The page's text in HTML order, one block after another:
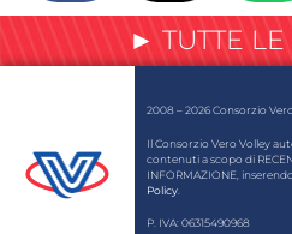
► TUTTE
2008 – 2026 Consorzio
Il Consorzio Vero Volley
contenuti a scopo di
INFORMAZIONE,
Policy
P. IVA: 06315490968